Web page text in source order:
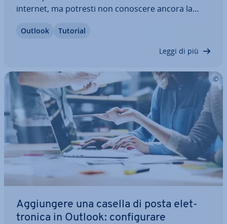
internet, ma potresti non conoscere ancora la
spie­ghia­mo tutti i passaggi per attivarla o di­sat­ti­
Outlook Tutorial
Leggi di più
Ag­giun­ge­re una casella di posta elet­
tro­ni­ca in Outlook: con­fi­gu­ra­re